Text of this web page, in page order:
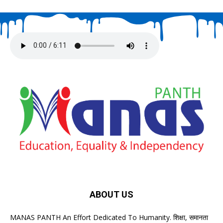
ABOUT US
MANAS PANTH An Effort Dedicated To Humanity. शिक्षा, समानता